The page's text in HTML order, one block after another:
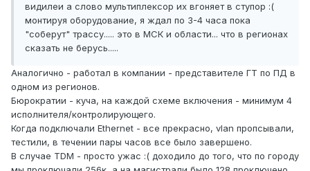
видилеи а слово мультиплексор их вгоняет в ступор :(
монтируя оборудование, я ждал по 3-4 часа пока
"соберут" трассу..... это в МСК и области... что в регионах
сказать не берусь.....
Аналогично - работал в компании - представителе ГТ по ПД в
одном из регионов.
Бюрократии - куча, на каждой схеме включения - минимум 4
исполнителя/контролирующего.
Когда подключали Ethernet - все прекрасно, vlan пропсывали,
тестили, в течении пары часов все было завершено.
В случае TDM - просто ужас :( доходило до того, что по городу